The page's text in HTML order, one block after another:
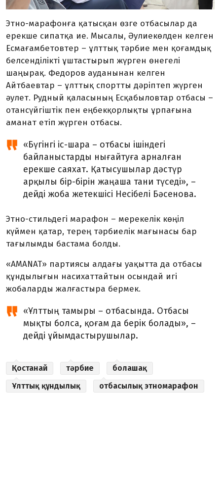
Этно-марафонға қатысқан өзге отбасылар да
ерекше сипатқа ие. Мысалы, Әулиекөлден келген
Есмағамбетовтер – ұлттық тәрбие мен қоғамдық
белсенділікті ұштастырып жүрген өнегелі
шаңырақ. Федоров ауданынан келген
Айтбаевтар – ұлттық спортты дәріптеп жүрген
әулет. Рудный қаласының Есқабыловтар отбасы –
отансүйгіштік пен еңбекқорлықты ұрпағына
аманат етіп жүрген отбасы.
«Бүгінгі іс-шара – отбасы ішіндегі
байланыстарды нығайтуға арналған
ерекше саяхат. Қатысушылар дәстүр
арқылы бір-бірін жаңаша тани түседі», –
дейді жоба жетекшісі Несібелі Бәсенова.
Этно-стильдегі марафон – мерекелік көңіл
күймен қатар, терең тәрбиелік мағынасы бар
тағылымды бастама болды.
«AMANAT» партиясы алдағы уақытта да отбасы
құндылығын насихаттайтын осындай игі
жобаларды жалғастыра бермек.
«Ұлттың тамыры – отбасында. Отбасы
мықты болса, қоғам да берік болады», –
дейді ұйымдастырушылар.
Қостанай тәрбие
болашақ
Ұлттық құндылық
отбасылық этномарафон